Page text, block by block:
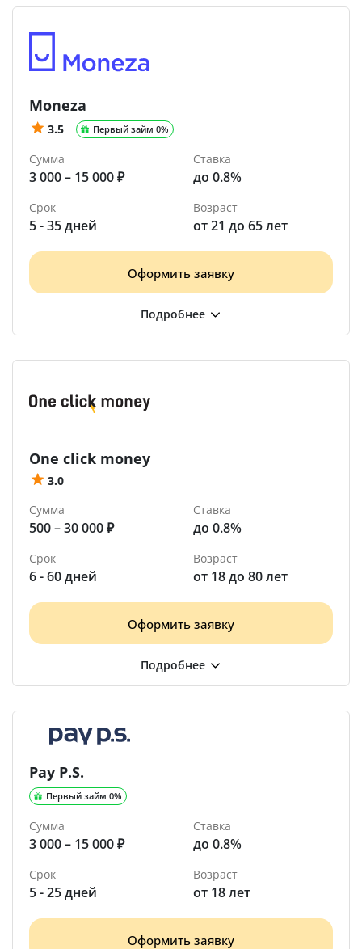
Moneza
3.5 Первый займ 0%
Сумма
3 000 – 15 000 ₽
Ставка
до 0.8%
Срок
5 - 35 дней
Возраст
от 21 до 65 лет
Оформить заявку
One click money
3.0
Сумма
500 – 30 000 ₽
Ставка
до 0.8%
Срок
6 - 60 дней
Возраст
от 18 до 80 лет
Оформить заявку
Pay P.S.
Первый займ 0%
Сумма
3 000 – 15 000 ₽
Ставка
до 0.8%
Срок
5 - 25 дней
Возраст
от 18 лет
Оформить заявку